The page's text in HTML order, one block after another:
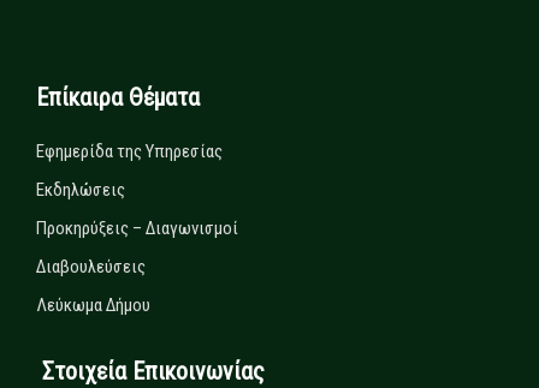
Επίκαιρα Θέματα
Εφημερίδα της Υπηρεσίας
Εκδηλώσεις
Προκηρύξεις – Διαγωνισμοί
Διαβουλεύσεις
Λεύκωμα Δήμου
Στοιχεία Επικοινωνίας